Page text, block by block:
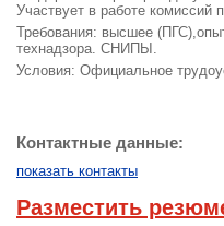
Участвует в работе комиссий
Требования: высшее
технадзора. СНИПЫ.
Условия: Официальное
Контактные данные:
показать контакты
Разместить